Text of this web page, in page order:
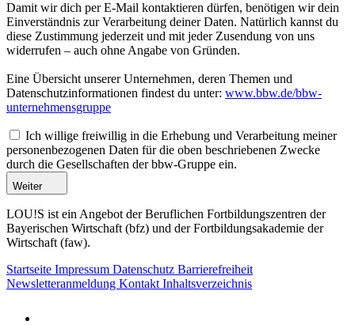
Damit wir dich per E-Mail kontaktieren dürfen, benötigen wir dein
Einverständnis zur Verarbeitung deiner Daten. Natürlich kannst du
diese Zustimmung jederzeit und mit jeder Zusendung von uns
widerrufen – auch ohne Angabe von Gründen.
Eine Übersicht unserer Unternehmen, deren Themen und
Datenschutzinformationen findest du unter: www.bbw.de/bbw-
unternehmensgruppe
Ich willige freiwillig in die Erhebung und Verarbeitung meiner
personenbezogenen Daten für die oben beschriebenen Zwecke
durch die Gesellschaften der bbw-Gruppe ein.
Weiter
LOU!S ist ein Angebot der Beruflichen Fortbildungszentren der
Bayerischen Wirtschaft (bfz) und der Fortbildungsakademie der
Wirtschaft (faw).
Startseite Impressum Datenschutz Barrierefreiheit
Newsletteranmeldung Kontakt Inhaltsverzeichnis